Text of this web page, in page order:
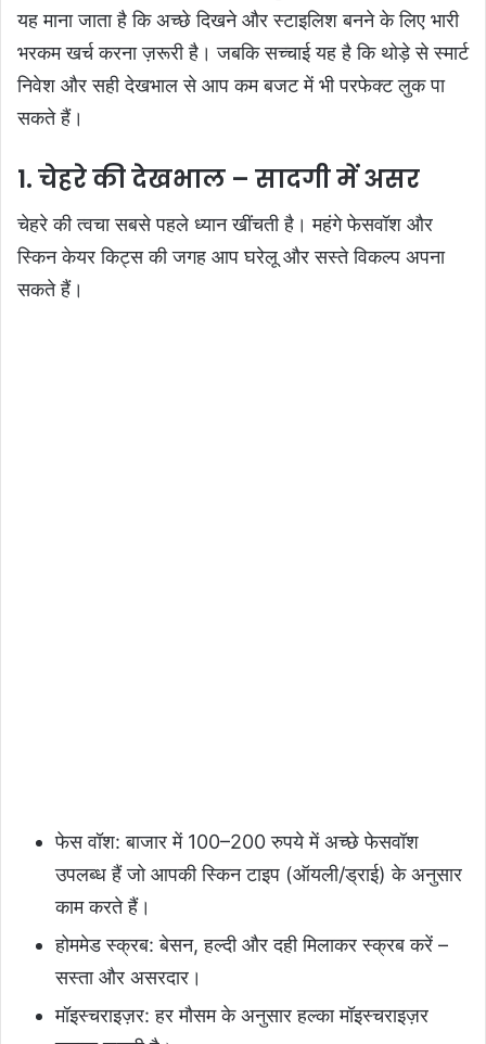
यह माना जाता है कि अच्छे दिखने और स्टाइलिश बनने के लिए भारी
भरकम खर्च करना ज़रूरी है। जबकि सच्चाई यह है कि थोड़े से स्मार्ट
निवेश और सही देखभाल से आप कम बजट में भी परफेक्ट लुक पा
सकते हैं।
1. चेहरे की देखभाल – सादगी में असर
चेहरे की त्वचा सबसे पहले ध्यान खींचती है। महंगे फेसवॉश और
स्किन केयर किट्स की जगह आप घरेलू और सस्ते विकल्प अपना
सकते हैं।
फेस वॉश: बाजार में 100–200 रुपये में अच्छे फेसवॉश
उपलब्ध हैं जो आपकी स्किन टाइप (ऑयली/ड्राई) के अनुसार
काम करते हैं।
होममेड स्क्रब: बेसन, हल्दी और दही मिलाकर स्क्रब करें –
सस्ता और असरदार।
मॉइस्चराइज़र: हर मौसम के अनुसार हल्का मॉइस्चराइज़र